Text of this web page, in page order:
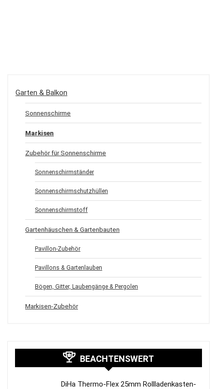
Garten & Balkon
Sonnenschirme
Markisen
Zubehör für Sonnenschirme
Sonnenschirmständer
Sonnenschirmschutzhüllen
Sonnenschirmstoff
Gartenhäuschen & Gartenbauten
Pavillon-Zubehör
Pavillons & Gartenlauben
Bögen, Gitter, Laubengänge & Pergolen
Markisen-Zubehör
BEACHTENSWERT
DiHa Thermo-Flex 25mm Rollladenkasten-